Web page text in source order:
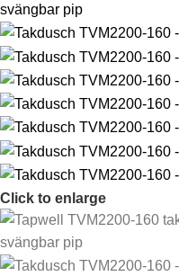
Click to enlarge